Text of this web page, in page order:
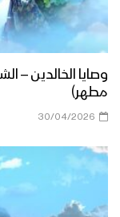
وصايا الخالدين –
مطهر)
30/04/2026